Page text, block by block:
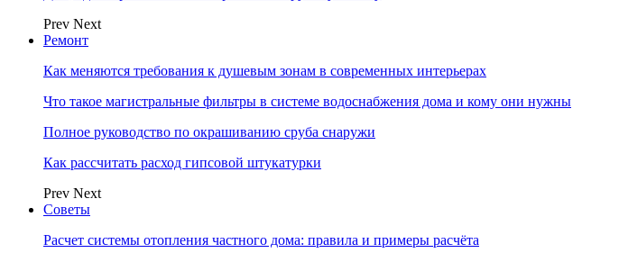
Prev Next
Ремонт
Как меняются требования к душевым зонам в современных интерьерах
Что такое магистральные фильтры в системе водоснабжения дома и кому они нужны
Полное руководство по окрашиванию сруба снаружи
Как рассчитать расход гипсовой штукатурки
Prev Next
Советы
Расчет системы отопления частного дома: правила и примеры расчёта